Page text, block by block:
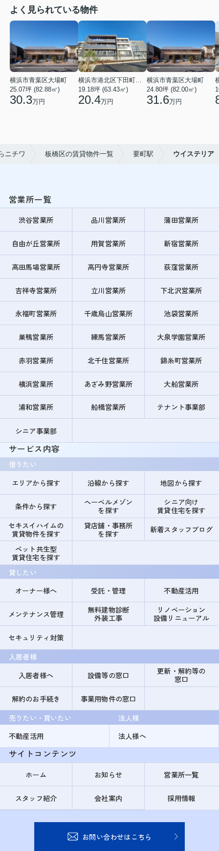
よく見られている物件
横浜市青葉区大場町
25.07坪 (82.88㎡)
30.3万円
19.18坪 (63.43㎡)
20.4万円
横浜市青葉区大場町
24.80坪 (82.00㎡)
31.6万円
ニチワ 板橋区の賃貸物件一覧 要町駅 ウイステリア
営業所一覧
渋谷営業所 品川営業所 蒲田営業所
自由が丘営業所 用賀営業所 新宿営業所
高田馬場営業所 高円寺営業所 荻窪営業所
吉祥寺営業所 立川営業所 下北沢営業所
永福町営業所 千歳烏山営業所 池袋営業所
巣鴨営業所 練馬営業所 大泉学園営業所
赤羽営業所 北千住営業所 錦糸町営業所
横浜営業所 あざみ野営業所 大船営業所
浦和営業所 船橋営業所 テナント事業部
シニア事業部
サービス内容
借りたい
エリアから探す
沿線から探す 地図から探す
条件から探す
ヘーベルメゾン
を探す
シニア向け
賃貸住宅を探す
セキスイハイムの
賃貸物件を探す
貸店舗・事務所
を探す
新着スタッフブログ
ペット共生型
賃貸住宅を探す
貸したい
オーナー様へ
受託・管理 不動産活用
メンテナンス管理
無料建物診断
外装工事
リノベーション
設備リニューアル
セキュリティ対策
入居者様
入居者様へ
設備等の窓口
更新・解約等の
窓口
解約のお手続き
事業用物件の窓口
売りたい・買いたい
不動産活用
法人様
法人様へ
サイトコンテンツ
ホーム お知らせ 営業所一覧
スタッフ紹介 会社案内 採用情報
お問い合わせはこちら